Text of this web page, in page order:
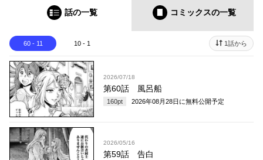
話の一覧 コミックスの一覧
60 - 11 10 - 1 1話から
2026/07/18
第60話 風呂船
160pt 2026年08月28日 に無料公開予定
2026/05/16
第59話 告白